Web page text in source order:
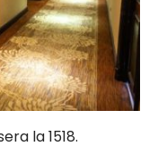
la 1518.